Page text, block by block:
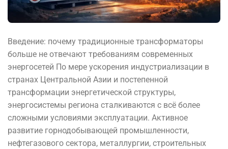
Введение: почему традиционные трансформаторы
больше не отвечают требованиям современных
энергосетей По мере ускорения индустриализации в
странах Центральной Азии и постепенной
трансформации энергетической структуры,
энергосистемы региона сталкиваются с всё более
сложными условиями эксплуатации. Активное
развитие горнодобывающей промышленности,
нефтегазового сектора, металлургии, строительных